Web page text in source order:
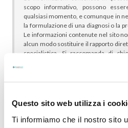
Questo sito web utilizza i
Ti informiamo che il nostro sito
scopo informativo, possono
qualsiasi momento, e comunque in
la formulazione di una diagnosi o la
Le informazioni contenute nel sito
alcun modo sostituire il rapporto
specialistica. Si raccomanda di
proprio medico curante e/o di
indicazione riportata. Se si hanno
medicinale è necessario consultare il